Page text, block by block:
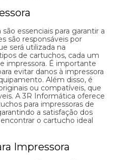
essenciais para garantir a
são responsáveis por
será utilizada na
de cartuchos, cada um
impressora. É importante
evitar danos à impressora
Além disso, é
ou compatíveis, que
A 3R Informática oferece
para impressoras de
a satisfação dos
o cartucho ideal
Impressora